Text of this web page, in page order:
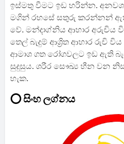
ඉස්මතු වීමට ඉඩ හරින්න. අනවශ්‍ය
මගින් රහසේ සතුරු කරන්නන්
වේ. මන්දාග්නිය ආහාර අරුචිය
තෙල් බැදුම් ආශ්‍රිත ආහාර රුචි
ආමාශ ගත රෝගවලට ඉඩ ඇති
සුදුසුය. ශරීර සෞඛ්‍ය හීන වන
හැක.
⭕ සිංහ ලග්නය